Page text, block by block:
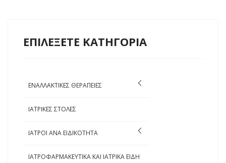
ΕΠΙΛΕΞΕΤΕ ΚΑΤΗΓΟΡΙΑ
ΕΝΑΛΛΑΚΤΙΚΕΣ ΘΕΡΑΠΕΙΕΣ
ΙΑΤΡΙΚΕΣ ΣΤΟΛΕΣ
ΙΑΤΡΟΙ ΑΝΑ ΕΙΔΙΚΟΤΗΤΑ
ΙΑΤΡΟΦΑΡΜΑΚΕΥΤΙΚΑ ΚΑΙ ΙΑΤΡΙΚΑ ΕΙΔΗ